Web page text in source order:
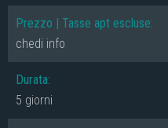
Prezzo | Tasse apt escluse:
chedi info
Durata:
5 giorni